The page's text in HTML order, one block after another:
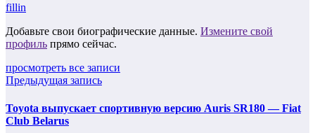
fillin
Добавьте свои биографические данные. Измените свой
профиль прямо сейчас.
просмотреть все записи
Предыдущая запись
Toyota выпускает спортивную версию Auris SR180 — Fiat
Club Belarus